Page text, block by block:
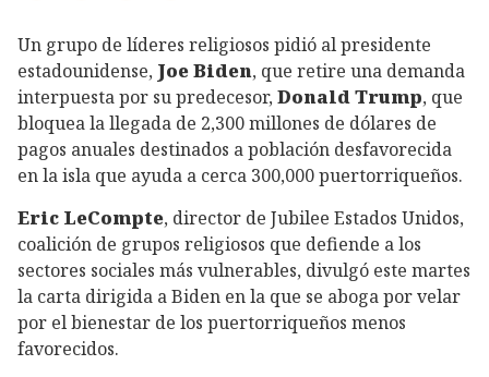
Un grupo de líderes religiosos pidió al presidente
estadounidense, Joe Biden, que retire una demanda
interpuesta por su predecesor,Donald Trump, que
bloquea la llegada de 2,300 millones de dólares de
pagos anuales destinados a población desfavorecida
en la isla que ayuda a cerca 300,000 puertorriqueños.
Eric LeCompte, director de Jubilee Estados Unidos,
coalición de grupos religiosos que defiende a los
sectores sociales más vulnerables, divulgó este martes
la carta dirigida a Biden en la que se aboga por velar
por el bienestar de los puertorriqueños menos
favorecidos.